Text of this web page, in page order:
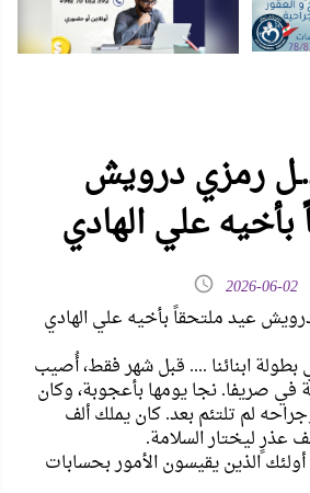
رمزي درويش
علي الهادي
2026-06-02
درويش عيد ملتحقاً بأخيه علي الهادي
بطولة ابنائنا .... قبل شهر فقط، أُصيب
في صريفا. نجا يومها بأعجوبة، وكان
لم تلتئم بعد. كان يملك ألف
عذرٍ ليختار السلامة.
الذين يقيسون الأمور بحسابات